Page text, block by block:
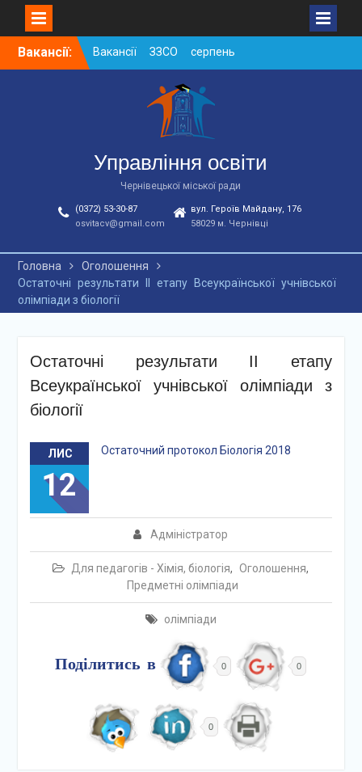
SkipВакансії:
Вакансії ЗЗСО серпень
2026
Вакансії ЗЗСО червень
Вакансії у ЗДО та
дошкільних підрозділах
ЗЗСО станом на
01.08.2026 р.
Управління освіти
Чернівецької міської ради
(0372) 53-30-87
osvitacv@gmail.com
вул. Героїв Майдану, 176
58029 м. Чернівці
Головна
Оголошення
Остаточні результати ІІ етапу Всеукраїнської учнівської
олімпіади з біології
Остаточні результати ІІ етапу
Всеукраїнської учнівської олімпіади з
біології
ЛИС
12
Адміністратор
Для педагогів - Хімія, біологія, Оголошення,
Предметні олімпіади
олімпіади
Остаточний протокол Біологія 2018
Поділитись в 0 0
0